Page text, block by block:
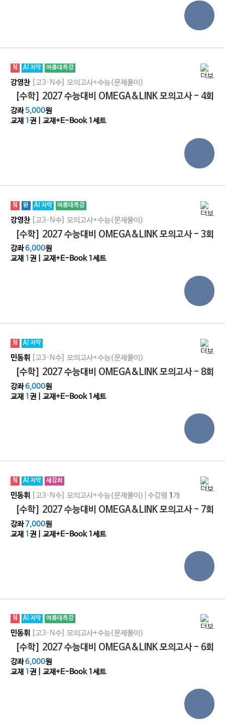
N AI 자막 여름대특강
강영찬 [고3·N수] 모의고사+수능(문제풀이)
[수학] 2027 수능대비 OMEGA&LINK 모의고사 - 4회
강좌5,000원
교재 1권 | 교재+E-Book 1세트
N 완 AI 자막 여름대특강
강영찬 [고3·N수] 모의고사+수능(문제풀이)
[수학] 2027 수능대비 OMEGA&LINK 모의고사 - 3회
강좌6,000원
교재 1권 | 교재+E-Book 1세트
N AI 자막
민동휘 [고3·N수] 모의고사+수능(문제풀이)
[수학] 2027 수능대비 OMEGA&LINK 모의고사 - 8회
강좌6,000원
교재 1 권 | 교재+E-Book 1세트
N AI 자막 새강좌
민동휘 [고3·N수] 모의고사+수능(문제풀이) 수강평 1 개
[수학] 2027 수능대비 OMEGA&LINK 모의고사 - 7회
강좌7,000원
교재 1 권 | 교재+E-Book 1세트
N AI 자막 여름대특강
민동휘 [고3·N수] 모의고사+수능(문제풀이)
[수학] 2027 수능대비 OMEGA&LINK 모의고사 - 6회
강좌6,000원
교재 1 권 | 교재+E-Book 1세트